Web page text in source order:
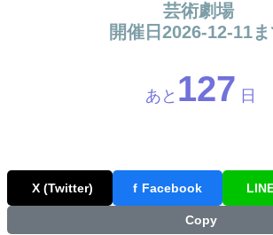
芸術劇場
開催日2026-12-11
あと 127 日
X (Twitter) f Facebook
Copy